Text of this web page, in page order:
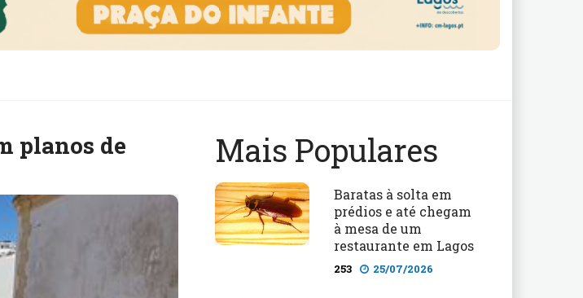
planos de
Mais Populares
Baratas à solta em
prédios e até chegam
à mesa de um
restaurante em Lagos
253 25/07/2026